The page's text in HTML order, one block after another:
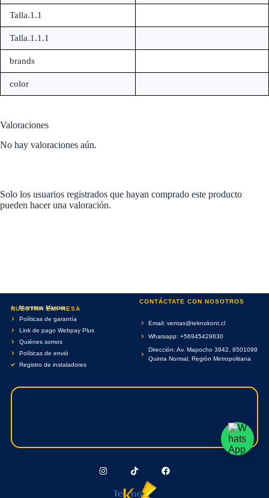
Talla.1.1
Talla.1.1.1
brands
color
Valoraciones
No hay valoraciones aún.
Solo los usuarios registrados que hayan comprado este producto
pueden hacer una valoración.
NUESTRA EMPRESA
Nuestras Marcas
Políticas de garantía
Link de pago Webpay Plus
Quiénes somos
Políticas de envió
Registro de instaladores
CONTÁCTATE CON NOSOTROS
Email: ventas@teknokont.cl
Whatsapp: +56945429830
Dirección: Av. Mapocho 3942, 8501099
Quinta Normal, Región Metropolitana